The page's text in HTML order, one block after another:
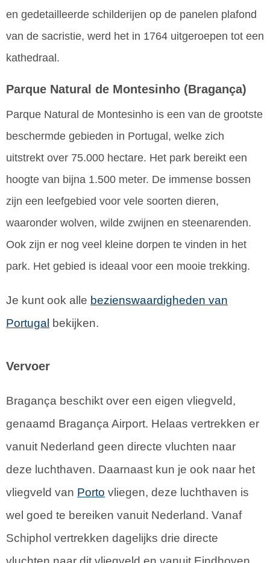
en gedetailleerde schilderijen op de panelen plafond
van de sacristie, werd het in 1764 uitgeroepen tot een
kathedraal.
Parque Natural de Montesinho (Bragança)
Parque Natural de Montesinho is een van de grootste
beschermde gebieden in Portugal, welke zich
uitstrekt over 75.000 hectare. Het park bereikt een
hoogte van bijna 1.500 meter. De immense bossen
zijn een leefgebied voor vele soorten dieren,
waaronder wolven, wilde zwijnen en steenarenden.
Ook zijn er nog veel kleine dorpen te vinden in het
park. Het gebied is ideaal voor een mooie trekking.
Je kunt ook alle bezienswaardigheden van
Portugal
bekijken.
Vervoer
Bragança beschikt over een eigen vliegveld,
genaamd Bragança Airport. Helaas vertrekken er
vanuit Nederland geen directe vluchten naar
deze luchthaven. Daarnaast kun je ook naar het
vliegveld van Porto vliegen, deze luchthaven is
wel goed te bereiken vanuit Nederland. Vanaf
Schiphol vertrekken dagelijks drie directe